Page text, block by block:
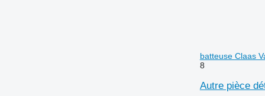
batteuse Claas
8
Autre pièce